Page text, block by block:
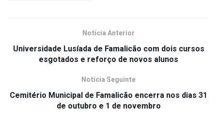
Notícia Anterior
Universidade Lusíada de Famalicão com dois cursos
esgotados e reforço de novos alunos
Notícia Seguinte
Cemitério Municipal de Famalicão encerra nos dias 31
de outubro e 1 de novembro